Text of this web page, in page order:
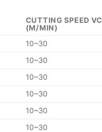
CUTTING SPEED VC
(M/MIN)
10~30
10~30
10~30
10~30
10~30
10~30